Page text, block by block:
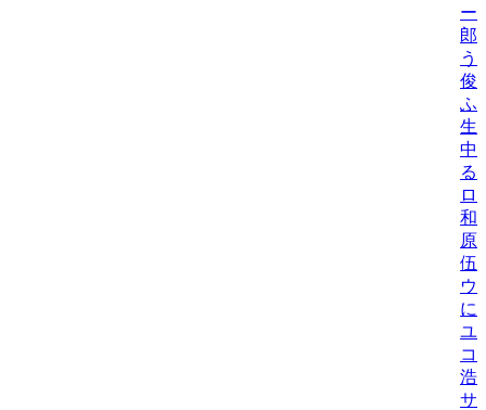
ー
郎
う
俊/
ふ
生
中
る
ロ
和
原
伍/
ウ
に
ユ
コ
浩
サ